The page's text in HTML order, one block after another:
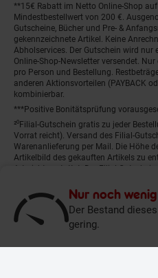
Nur noch
Der Bestand
gering.
**15€ Rabatt im Netto Online-Shop
Mindestbestellwert von 200 €.
Gutscheine, Bücher und Pre- &
gekennzeichnete Artikel. Keine
Abholservices. Der Gutschein wird
Online-Shop-Newsletter versendet.
pro Person und Bestellung.
anderen Aktionsvorteilen (PAYBACK
kombinierbar.
***Positive Bonitätsprüfung
²⁰Filial-Gutschein gratis zu jeder
Vorrat reicht). Versand des Filial-
Warenanlieferung per Mail. Die Höhe
Artikelbild des gekauften Artikels zu
Art nicht gestattet. Der Filial-
einlösbar. Nicht mit anderen
Shop-Aktionen) kombinierbar. Der
Gutscheins ist darauf vermerkt.